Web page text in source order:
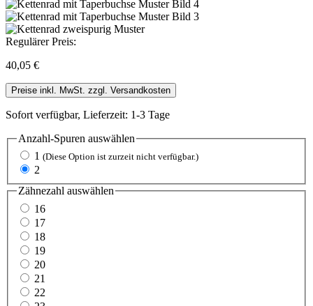
Regulärer Preis:
40,05 €
Preise inkl. MwSt. zzgl. Versandkosten
Sofort verfügbar, Lieferzeit: 1-3 Tage
Anzahl-Spuren auswählen
1 (Diese Option ist zurzeit nicht verfügbar.)
2
Zähnezahl auswählen
16
17
18
19
20
21
22